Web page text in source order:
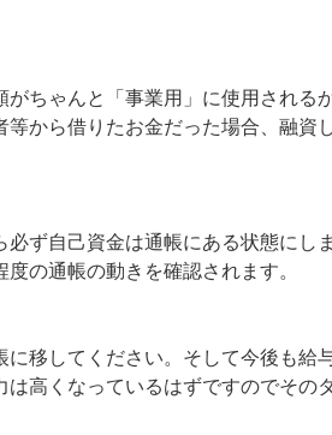
ちゃんと「事業用」に使用される
から借りたお金だった場合、融資
ず自己資金は通帳にある状態にし
の通帳の動きを確認されます。
移してください。そして今後も給
高くなっているはずですのでその